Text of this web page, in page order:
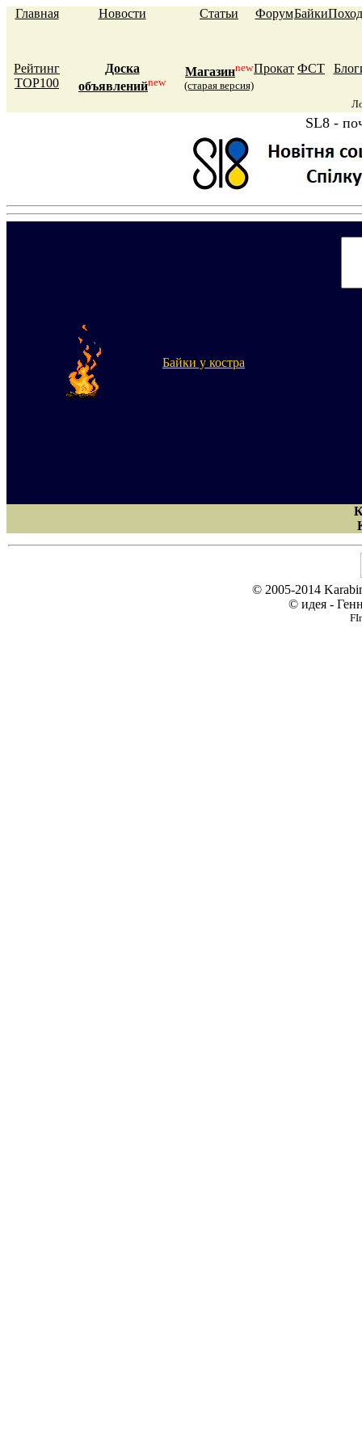
Главная Новости Статьи ФорумБайки
Рейтинг
TOP100
Доска
объявленийnew
Магазинnew
(старая версия)
Прокат ФСТ
SL8 -
Байки у костра
© 2005-2014
© идея -